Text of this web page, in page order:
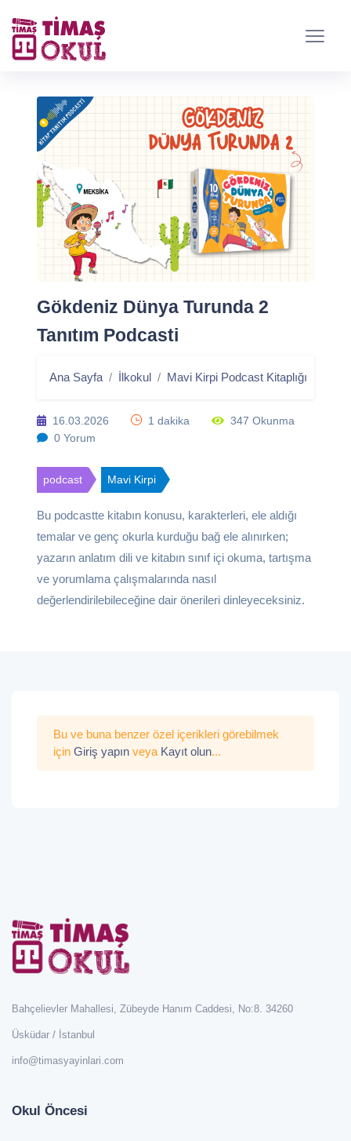
Gökdeniz Dünya Turunda 2
Tanıtım Podcasti
Ana Sayfa İlkokul Mavi Kirpi Podcast Kitaplığı
16.03.2026 1 dakika
347 Okunma
0 Yorum
podcast Mavi Kirpi
Bu podcastte kitabın konusu, karakterleri, ele aldığı
temalar ve genç okurla kurduğu bağ ele alınırken;
yazarın anlatım dili ve kitabın sınıf içi okuma, tartışma
ve yorumlama çalışmalarında nasıl
değerlendirilebileceğine dair önerileri dinleyeceksiniz.
Bu ve buna benzer özel içerikleri görebilmek
için Giriş yapın veya Kayıt olun...
Bahçelievler Mahallesi, Zübeyde Hanım Caddesi, No:8. 34260
Üsküdar / İstanbul
info@timasyayinlari.com
Okul Öncesi